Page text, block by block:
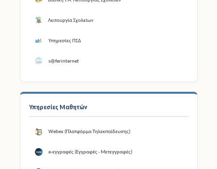
Λειτουργία Σχολείων
Υπηρεσίες ΠΣΔ
s@ferinternet
Υπηρεσίες Μαθητών
Webex (Πλατφόρμα Τηλεκπαίδευσης)
e-εγγραφές (Εγγραφές - Μετεγγραφές)